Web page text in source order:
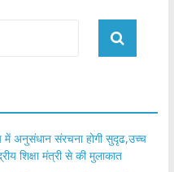
में अनुसंधान संरचना होगी सुदृढ,उच्च
शिक्षा मंत्री से की मुलाकात